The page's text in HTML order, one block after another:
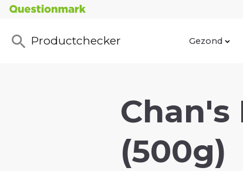
Productchecker Gezond
(500g)